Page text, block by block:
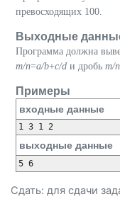
превосходящих 100.
Выходные
Программа должна
m/n=a/b+c/d и дробь m/n
Примеры
входные данные
1 3 1 2
выходные данные
5 6
Сдать: для сдачи